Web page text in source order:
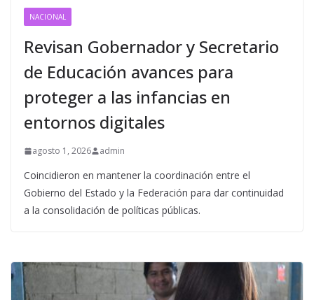
NACIONAL
Revisan Gobernador y Secretario
de Educación avances para
proteger a las infancias en
entornos digitales
agosto 1, 2026 admin
Coincidieron en mantener la coordinación entre el
Gobierno del Estado y la Federación para dar continuidad
a la consolidación de políticas públicas.